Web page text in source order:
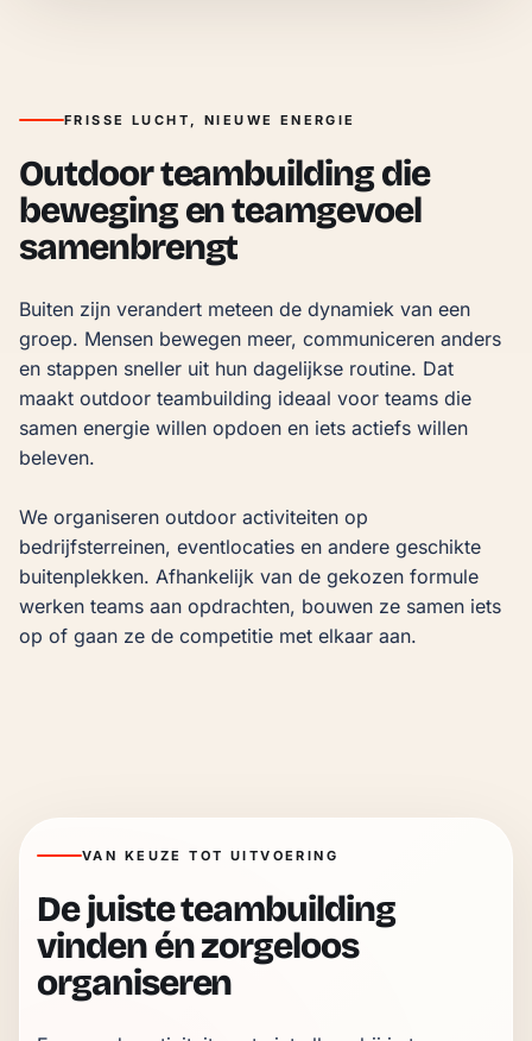
FRISSE LUCHT, NIEUWE ENERGIE
Outdoor teambuilding die
beweging en teamgevoel
samenbrengt
Buiten zijn verandert meteen de dynamiek van een
groep. Mensen bewegen meer, communiceren anders
en stappen sneller uit hun dagelijkse routine. Dat
maakt outdoor teambuilding ideaal voor teams die
samen energie willen opdoen en iets actiefs willen
beleven.
We organiseren outdoor activiteiten op
bedrijfsterreinen, eventlocaties en andere geschikte
buitenplekken. Afhankelijk van de gekozen formule
werken teams aan opdrachten, bouwen ze samen iets
op of gaan ze de competitie met elkaar aan.
VAN KEUZE TOT UITVOERING
De juiste teambuilding
vinden én zorgeloos
organiseren